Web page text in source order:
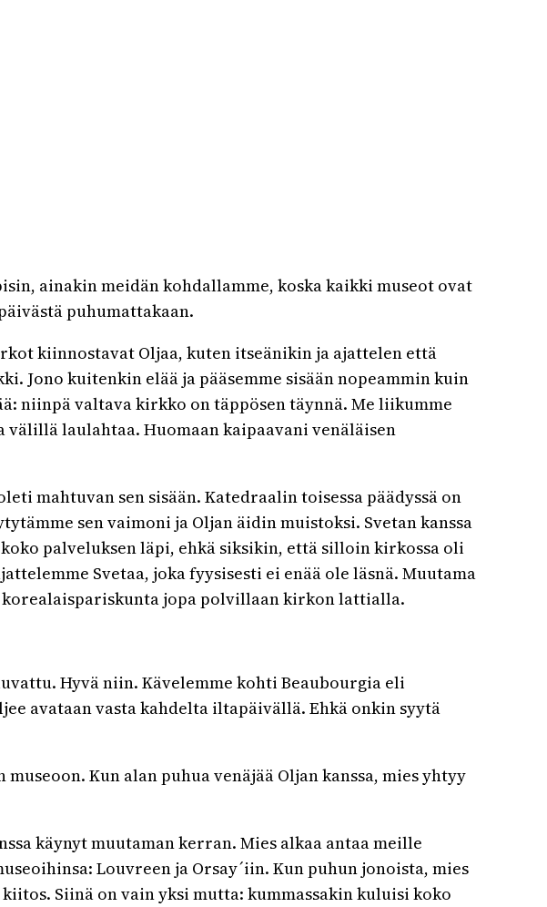
ainakin meidän kohdallamme, koska kaikki museot ovat
puhumattakaan.
kiinnostavat Oljaa, kuten itseänikin ja ajattelen että
kuitenkin elää ja pääsemme sisään nopeammin kuin
niinpä valtava kirkko on täppösen täynnä. Me liikumme
laulahtaa. Huomaan kaipaavani venäläisen
mahtuvan sen sisään. Katedraalin toisessa päädyssä on
sen vaimoni ja Oljan äidin muistoksi. Svetan kanssa
palveluksen läpi, ehkä siksikin, että silloin kirkossa oli
Svetaa, joka fyysisesti ei enää ole läsnä. Muutama
jopa polvillaan kirkon lattialla.
Hyvä niin. Kävelemme kohti Beaubourgia eli
avataan vasta kahdelta iltapäivällä. Ehkä onkin syytä
Kun alan puhua venäjää Oljan kanssa, mies yhtyy
käynyt muutaman kerran. Mies alkaa antaa meille
Louvreen ja Orsay´iin. Kun puhun jonoista, mies
Siinä on vain yksi mutta: kummassakin kuluisi koko